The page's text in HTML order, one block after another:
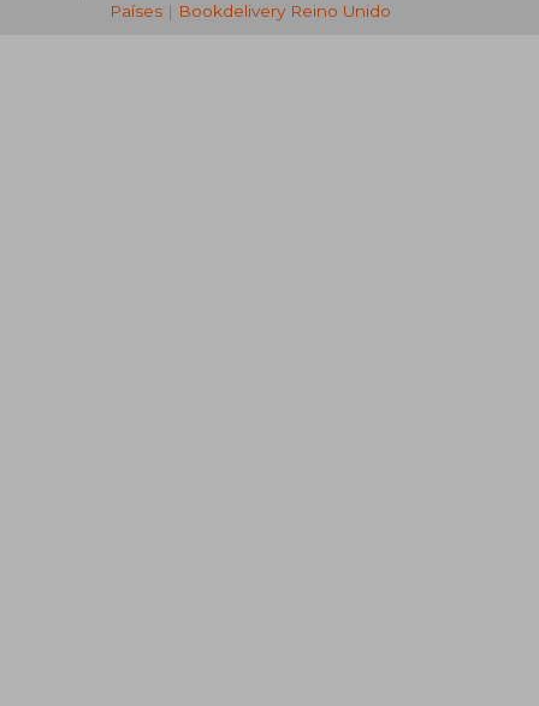
Países | Bookdelivery Reino Unido